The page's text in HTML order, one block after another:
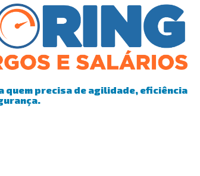
quem precisa de agilidade, eficiência